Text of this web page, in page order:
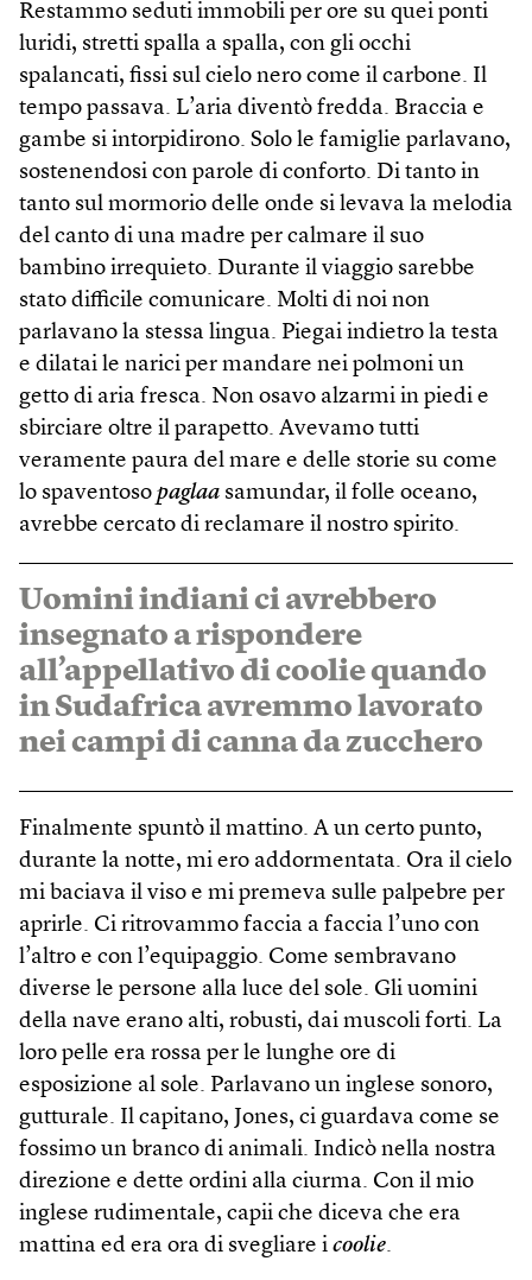
Restammo seduti immobili per ore su quei ponti
luridi, stretti spalla a spalla, con gli occhi
spalancati, fissi sul cielo nero come il carbone. Il
tempo passava. L’aria diventò fredda. Braccia e
gambe si intorpidirono. Solo le famiglie parlavano,
sostenendosi con parole di conforto. Di tanto in
tanto sul mormorio delle onde si levava la melodia
del canto di una madre per calmare il suo
bambino irrequieto. Durante il viaggio sarebbe
stato difficile comunicare. Molti di noi non
parlavano la stessa lingua. Piegai indietro la testa
e dilatai le narici per mandare nei polmoni un
getto di aria fresca. Non osavo alzarmi in piedi e
sbirciare oltre il parapetto. Avevamo tutti
veramente paura del mare e delle storie su come
lo spaventoso paglaa samundar, il folle oceano,
avrebbe cercato di reclamare il nostro spirito.
Uomini indiani ci avrebbero
insegnato a rispondere
all’appellativo di coolie quando
in Sudafrica avremmo lavorato
nei campi di canna da zucchero
Finalmente spuntò il mattino. A un certo punto,
durante la notte, mi ero addormentata. Ora il cielo
mi baciava il viso e mi premeva sulle palpebre per
aprirle. Ci ritrovammo faccia a faccia l’uno con
l’altro e con l’equipaggio. Come sembravano
diverse le persone alla luce del sole. Gli uomini
della nave erano alti, robusti, dai muscoli forti. La
loro pelle era rossa per le lunghe ore di
esposizione al sole. Parlavano un inglese sonoro,
gutturale. Il capitano, Jones, ci guardava come se
fossimo un branco di animali. Indicò nella nostra
direzione e dette ordini alla ciurma. Con il mio
inglese rudimentale, capii che diceva che era
mattina ed era ora di svegliare i coolie.